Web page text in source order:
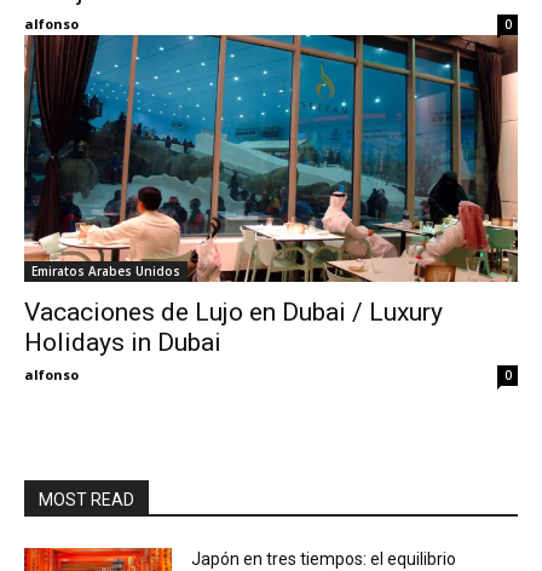
alfonso 0
Emiratos Arabes Unidos
Vacaciones de Lujo en Dubai / Luxury
Holidays in Dubai
alfonso 0
MOST READ
Japón en tres tiempos: el equilibrio